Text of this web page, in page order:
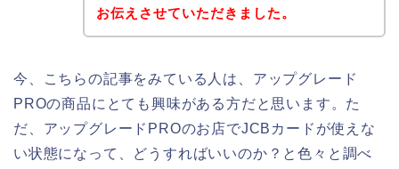
お伝えさせていただきました。
今、こちらの記事をみている人は、アップグレード
PROの商品にとても興味がある方だと思います。た
だ、アップグレードPROのお店でJCBカードが使えな
い状態になって、どうすればいいのか？と色々と調べ